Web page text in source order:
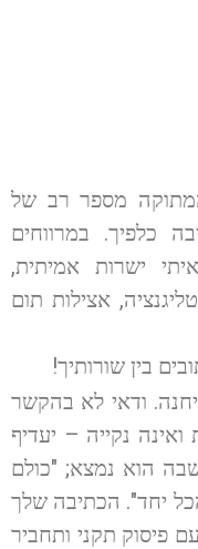
מספר רב של
כלפיך. במרווחים
ישרות אמיתית,
אצילות תום
בין שורותיך!
ודאי לא בהקשר
נקייה – יעדיף
הוא נמצא; "כולם
יחד". הכתיבה שלך
פיסוק תקני ותחביר